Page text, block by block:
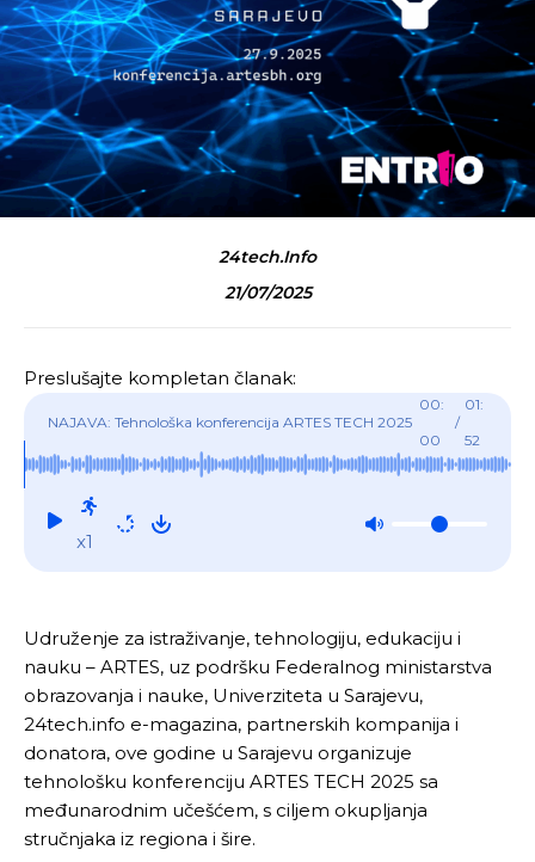
24tech.info
21/07/2025
Preslušajte kompletan članak:
NAJAVA: Tehnološka konferencija ARTES TECH 2025
u Sarajevu, 27.9.2025.
00:
00
/
01:
52
x1
Udruženje za istraživanje, tehnologiju, edukaciju i
nauku – ARTES, uz podršku Federalnog ministarstva
obrazovanja i nauke, Univerziteta u Sarajevu,
24tech.info e-magazina, partnerskih kompanija i
donatora, ove godine u Sarajevu organizuje
tehnološku konferenciju ARTES TECH 2025 sa
međunarodnim učešćem, s ciljem okupljanja
stručnjaka iz regiona i šire.